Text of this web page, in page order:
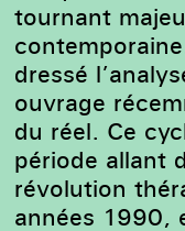
Display of the AIDS
Washington, DC,
tournant
dressé
ouvrage
du réel. Ce
période allant
révolution
années 1990,